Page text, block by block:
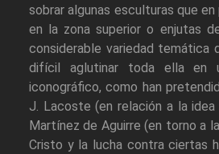
sobrar algunas esculturas que
en la zona superior o enjutas
considerable variedad temática
difícil aglutinar toda ella en
iconográfico, como han
J. Lacoste (en relación a la
Martínez de Aguirre (en torno a
Cristo y la lucha contra ciertas